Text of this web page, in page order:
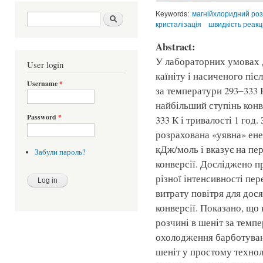
Search form Шукати
User login
Username*
Password *
Забули пароль?
Keywords: магнійхлоридний
кристалізація
швидкість
Abstract:
У лабораторних умовах
каїніту і насиченого
за температури
найбільший ступінь
333 К і тривалості 1
розрахована «уявна»
кДж/моль і вказує на
конверсії. Досліджено
різної інтенсивності
витрату повітря для
конверсії. Показано, що
розчині в шеніт за
охолодження
шеніт у простому